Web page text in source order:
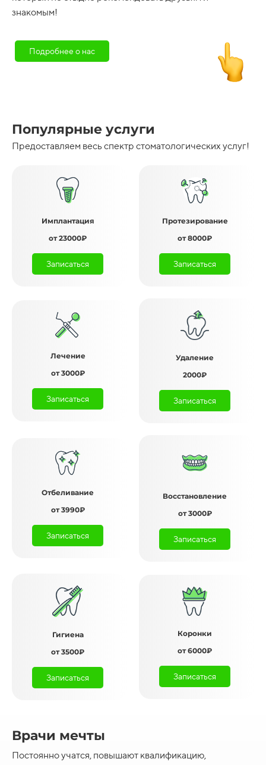
знакомым!
Подробнее о нас
Популярные услуги
Предоставляем весь спектр стоматологических услуг!
Имплантация
от 23000₽
Записаться
Протезирование
от 8000₽
Записаться
Лечение
от 3000₽
Записаться
Удаление
2000₽
Записаться
Отбеливание
от 3990₽
Записаться
Восстановление
от 3000₽
Записаться
Гигиена
от 3500₽
Записаться
Коронки
от 6000₽
Записаться
Врачи мечты
Постоянно учатся, повышают квалификацию,